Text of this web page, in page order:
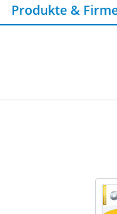
Produkte &